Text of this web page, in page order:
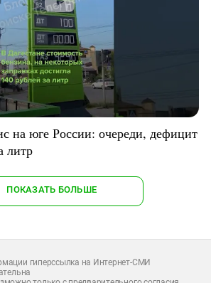
на юге России: очереди, дефицит
литр
ПОКАЗАТЬ БОЛЬШЕ
гиперссылка на Интернет-СМИ